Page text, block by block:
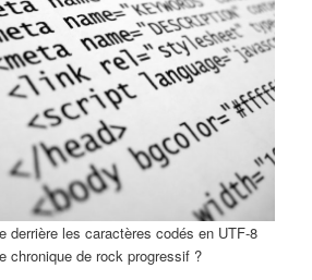
derrière les caractères codés en UTF-8
chronique de rock progressif ?